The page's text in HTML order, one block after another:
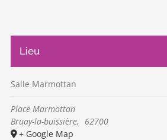
Lieu
Salle Marmottan
Place Marmottan
Bruay-la-buissière,
62700
+ Google Map